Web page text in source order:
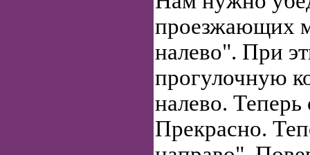
проезжающих
налево". При
прогулочную
налево.
Прекрасно.